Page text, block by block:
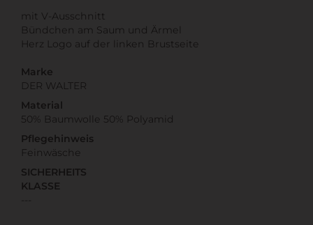
mit V-Ausschnitt
Bündchen am Saum und Ärmel
Herz Logo auf der linken Brustseite
Marke
DER WALTER
Material
50% Baumwolle 50% Polyamid
Pflegehinweis
Feinwäsche
SICHERHEITS
KLASSE